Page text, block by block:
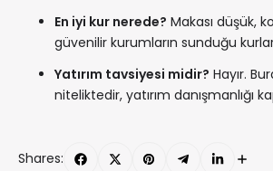
En iyi kur nerede? Makası düşük,
güvenilir kurumların sunduğu
Yatırım tavsiyesi midir? Hayır.
niteliktedir, yatırım danışmanlığı
Shares: